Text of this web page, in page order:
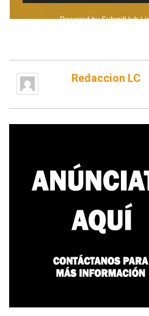
Redaccion LC